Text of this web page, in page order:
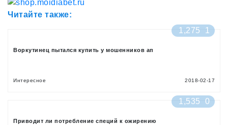
Читайте также:
1,275
1
Воркутинец пытался купить у мошенников ап
Интересное 2018-02-17
1,535 0
Приводит ли потребление специй к ожирению